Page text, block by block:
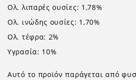
Ολ. λιπαρές ουσίες: 1,78%
Ολ. ινώδης ουσίες: 1,70%
Ολ. τέφρα: 2%
Υγρασία: 10%
Αυτό το προϊόν παράγεται από